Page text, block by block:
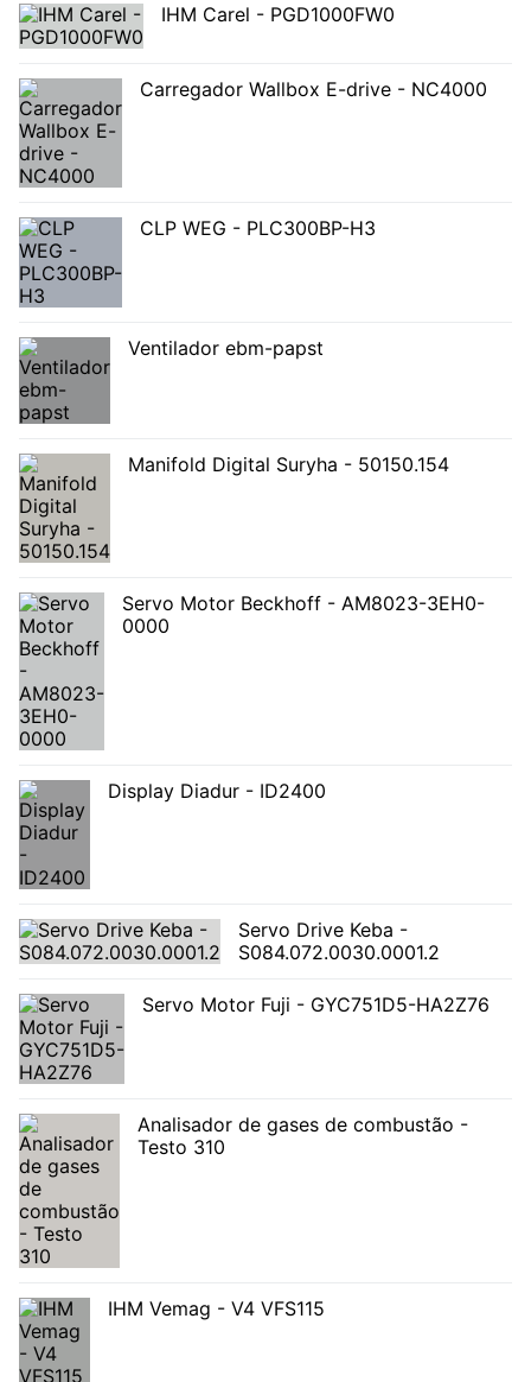
IHM Carel - PGD1000FW0
Carregador Wallbox E-drive - NC4000
CLP WEG - PLC300BP-H3
Ventilador ebm-papst
Manifold Digital Suryha - 50150.154
Servo Motor Beckhoff - AM8023-3EH0-
0000
Display Diadur - ID2400
Servo Drive Keba -
S084.072.0030.0001.2
Servo Motor Fuji - GYC751D5-HA2Z76
Analisador de gases de combustão -
Testo 310
IHM Vemag - V4 VFS115